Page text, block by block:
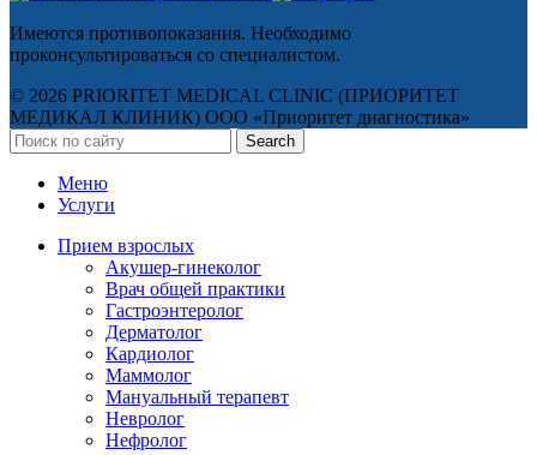
Имеются противопоказания. Необходимо
проконсультироваться со специалистом.
© 2026 PRIORITET MEDICAL CLINIC (ПРИОРИТЕТ
МЕДИКАЛ КЛИНИК) ООО «Приоритет диагностика»
Search
Меню
Услуги
Прием взрослых
Акушер-гинеколог
Врач общей практики
Гастроэнтеролог
Дерматолог
Кардиолог
Маммолог
Мануальный терапевт
Невролог
Нефролог